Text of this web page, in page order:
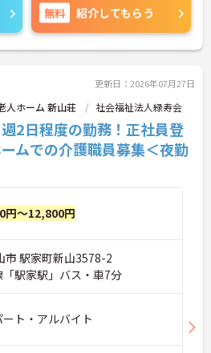
無料 紹介してもらう
更新日：2026年07月27日
人ホーム 新山荘 社会福祉法人緑寿会
週2日程度の勤務！正社員登
ムでの介護職員募集＜夜勤
円～12,800円
市 駅家町新山3578-2
「駅家駅」バス・車7分
ト・アルバイト